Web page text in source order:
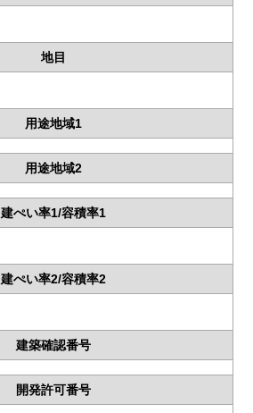
地目
用途地域1
用途地域2
建ぺい率1/容積率1
建ぺい率2/容積率2
建築確認番号
開発許可番号